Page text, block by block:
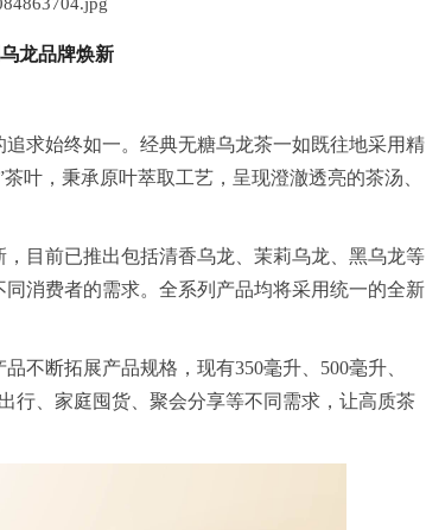
龙品牌焕新
求始终如一。经典无糖乌龙茶一如既往地采用精
，秉承原叶萃取工艺，呈现澄澈透亮的茶汤、
目前已推出包括清香乌龙、茉莉乌龙、黑乌龙等
消费者的需求。全系列产品均将采用统一的全新
不断拓展产品规格，现有350毫升、500毫升、
行、家庭囤货、聚会分享等不同需求，让高质茶